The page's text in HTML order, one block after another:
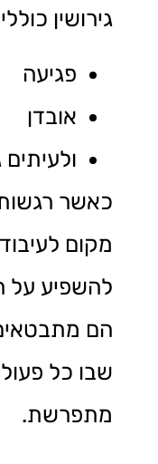
גירושין
פגיעה
אובדן
כאשר
מקום
להשפיע על
הם מתבטאים
שבו כל
מתפרשת.